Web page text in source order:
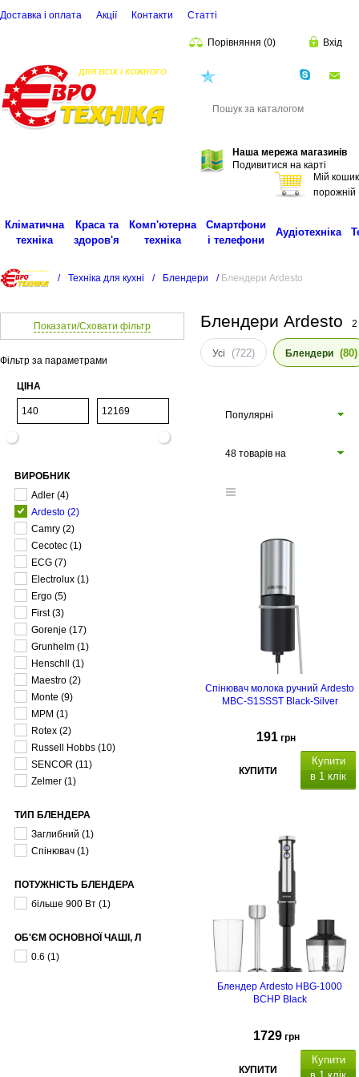
Доставка і оплата Акції Контакти Статті
Порівняння (0) Вхід
Наша мережа магазинів
Подивитися на карті
Мій кошик
порожній
Кліматична
техніка
Краса та
здоров'я
Комп'ютерна
техніка
Смартфони
і телефони
Аудіотехніка
/ Техніка для кухні / Блендери / Блендери Ardesto
Показати/Сховати фільтр
Фільтр за параметрами
ЦІНА
ВИРОБНИК
Adler (4)
Ardesto (2)
Camry (2)
Cecotec (1)
ECG (7)
Electrolux (1)
Ergo (5)
First (3)
Gorenje (17)
Grunhelm (1)
Henschll
(1)
Maestro (2)
Monte (9)
MPM (1)
Rotex (2)
Russell Hobbs (10)
SENCOR (11)
Zelmer (1)
ТИП БЛЕНДЕРА
Заглибний (1)
Спінювач (1)
ПОТУЖНІСТЬ БЛЕНДЕРА
більше 900 Вт (1)
ОБ'ЄМ ОСНОВНОЇ ЧАШІ, Л
0.6 (1)
Блендери Ardesto 2
Усі (722) Блендери (80)
Популярні
48 товарів на
Спінювач молока ручний Ardesto
MBC-S1SSST Black-Silver
191 грн
КУПИТИ
Купити
в 1 клік
Блендер Ardesto HBG-1000
BCHP Black
1729 грн
КУПИТИ
Купити